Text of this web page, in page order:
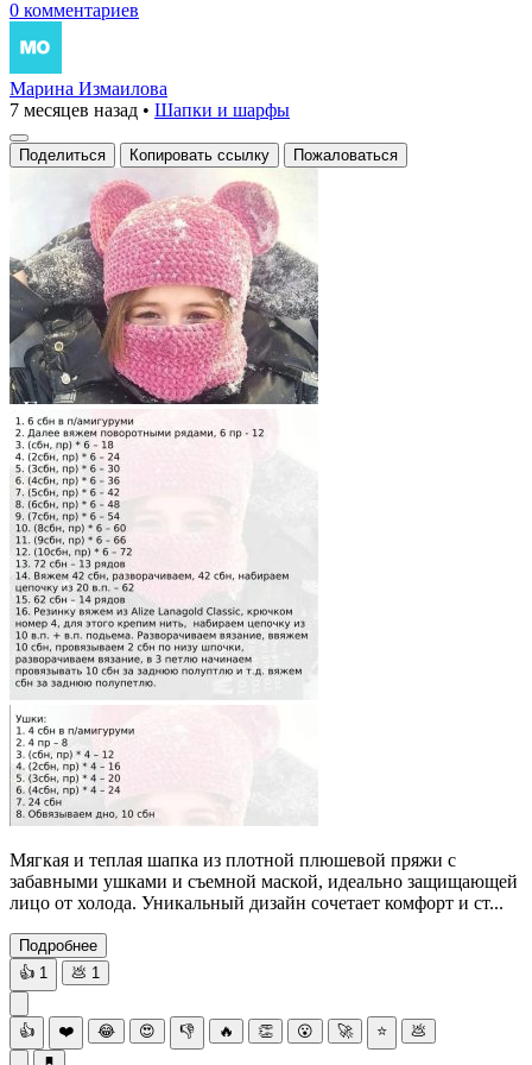
0 комментариев
Марина Измаилова
7 месяцев назад • Шапки и шарфы
Поделиться Копировать ссылку Пожаловаться
Мягкая и теплая шапка из плотной плюшевой пряжи с
забавными ушками и съемной маской, идеально защищающей
лицо от холода. Уникальный дизайн сочетает комфорт и ст...
Подробнее
👍 1 💩 1
👍 ❤️ 😂 😍 👎 🔥 👏 😮 🚀 ⭐ 💩